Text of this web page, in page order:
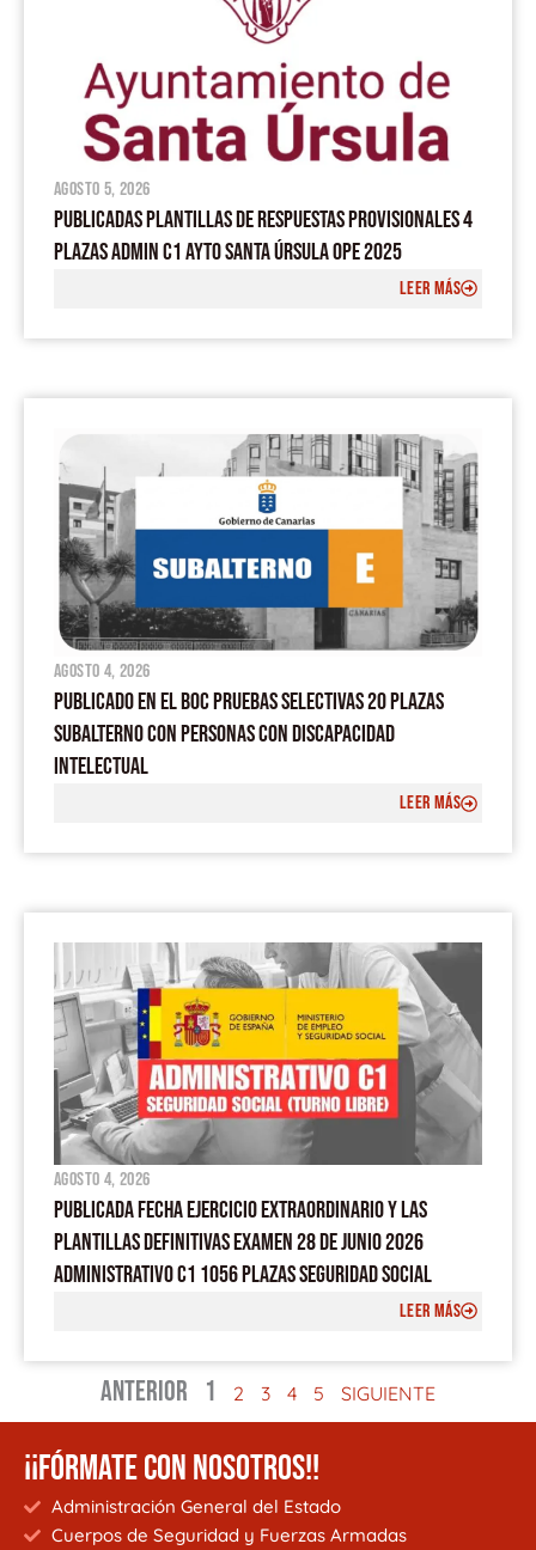
agosto 5, 2026
PUBLICADAS PLANTILLAS DE RESPUESTAS PROVISIONALES 4
PLAZAS ADMIN C1 AYTO SANTA ÚRSULA OPE 2025
LEER MÁS
agosto 4, 2026
PUBLICADO EN EL BOC PRUEBAS SELECTIVAS 20 PLAZAS
SUBALTERNO CON PERSONAS CON DISCAPACIDAD
INTELECTUAL
LEER MÁS
agosto 4, 2026
PUBLICADA FECHA EJERCICIO EXTRAORDINARIO Y LAS
PLANTILLAS DEFINITIVAS EXAMEN 28 DE JUNIO 2026
ADMINISTRATIVO C1 1056 PLAZAS SEGURIDAD SOCIAL
LEER MÁS
ANTERIOR 1 2 3 4 5 SIGUIENTE
¡¡FÓRMATE CON NOSOTROS!!
Administración General del Estado
Cuerpos de Seguridad y Fuerzas Armadas